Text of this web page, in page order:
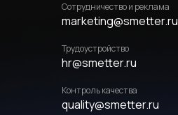
Сотрудничество и реклама
marketing@smetter.ru
Трудоустройство
hr@smetter.ru
Контроль качества
quality@smetter.ru